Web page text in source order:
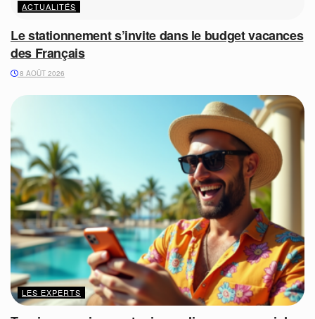
ACTUALITÉS
Le stationnement s’invite dans le budget vacances
des Français
8 AOÛT 2026
LES EXPERTS